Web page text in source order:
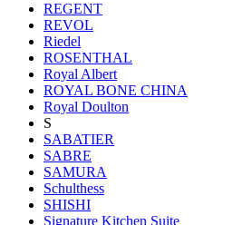
REGENT
REVOL
Riedel
ROSENTHAL
Royal Albert
ROYAL BONE CHINA
Royal Doulton
S
SABATIER
SABRE
SAMURA
Schulthess
SHISHI
Signature Kitchen Suite